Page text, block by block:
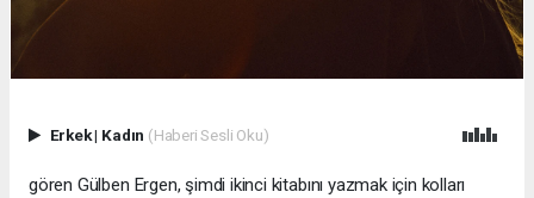
Erkek| Kadın (Haberi Sesli Oku)
gören Gülben Ergen, şimdi ikinci kitabını yazmak için kolları